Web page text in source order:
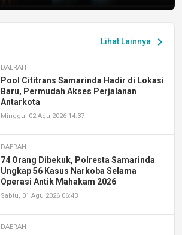
Lihat Lainnya chevron_right
DAERAH
Pool Cititrans Samarinda Hadir di Lokasi
Baru, Permudah Akses Perjalanan
Antarkota
Minggu, 02 Agu 2026 14:37
DAERAH
74 Orang Dibekuk, Polresta Samarinda
Ungkap 56 Kasus Narkoba Selama
Operasi Antik Mahakam 2026
Sabtu, 01 Agu 2026 06:43
DAERAH